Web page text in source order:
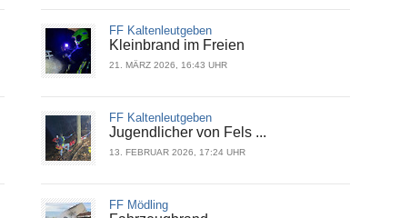
FF Kaltenleutgeben
Kleinbrand im Freien
21. MÄRZ 2026, 16:43 UHR
FF Kaltenleutgeben
Jugendlicher von Fels ...
13. FEBRUAR 2026, 17:24 UHR
FF Mödling